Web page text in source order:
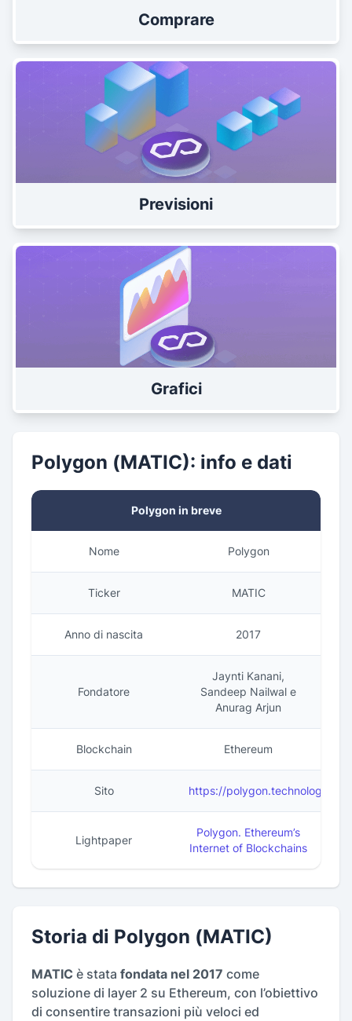
Comprare
Previsioni
Grafici
Polygon (MATIC): info e dati
Polygon in breve
Nome Polygon
Ticker MATIC
Anno di nascita 2017
Fondatore
Jaynti Kanani,
Sandeep Nailwal e
Anurag Arjun
Blockchain Ethereum
Sito https://polygon.technology/
Lightpaper
Polygon. Ethereum’s
Internet of Blockchains
Storia di Polygon (MATIC)
MATIC è stata fondata nel 2017 come
soluzione di layer 2 su Ethereum, con l’obiettivo
di consentire transazioni più veloci ed